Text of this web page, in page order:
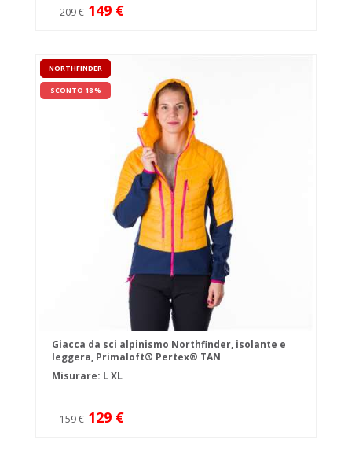
209 € 149 €
NORTHFINDER
SCONTO 18 %
Giacca da sci alpinismo Northfinder, isolante e
leggera, Primaloft® Pertex® TAN
Misurare: LXL
159 € 129 €